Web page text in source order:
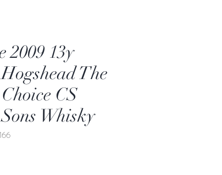
2009 13y
The
CS
Whisky